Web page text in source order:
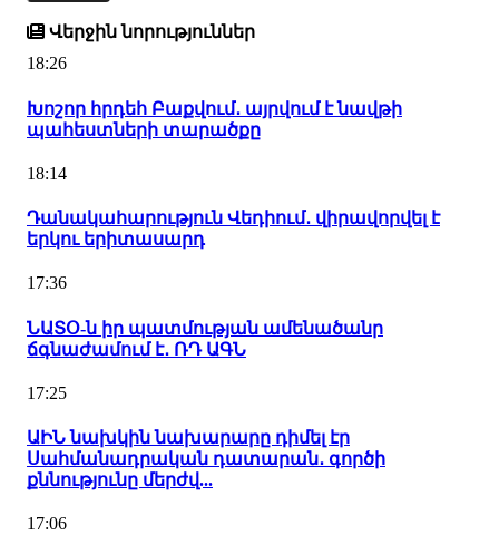
Վերջին նորություններ
18:26
Խոշոր հրդեհ Բաքվում․ այրվում է նավթի
պահեստների տարածքը
18:14
Դանակահարություն Վեդիում․ վիրավորվել է
երկու երիտասարդ
17:36
ՆԱՏՕ-ն իր պատմության ամենածանր
ճգնաժամում է․ ՌԴ ԱԳՆ
17:25
ԱԻՆ նախկին նախարարը դիմել էր
Սահմանադրական դատարան․ գործի
քննությունը մերժվ...
17:06